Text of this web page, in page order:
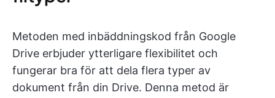
Metoden med inbäddningskod från Google
Drive erbjuder ytterligare flexibilitet och
fungerar bra för att dela flera typer av
dokument från din Drive. Denna metod är